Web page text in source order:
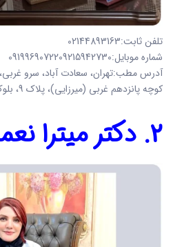
تلفن ثابت:02144893163
شماره موبایل:0919969072209215942730
آدرس مطب:تهران، سعادت آباد، سرو
کوچه پانزدهم غربی (میرزایی)، پلاک 9، بلوک غربی، طبقه 3، واحد 9
2. دکتر میترا نعمتی